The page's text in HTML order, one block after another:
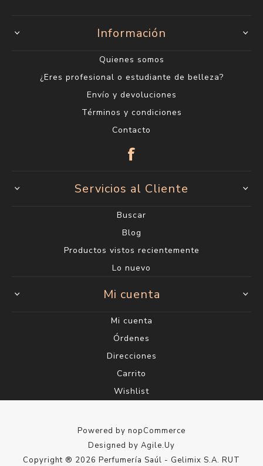
Información
Quienes somos
¿Eres profesional o estudiante de belleza?
Envío y devoluciones
Términos y condiciones
Contacto
Servicios al Cliente
Buscar
Blog
Productos vistos recientemente
Lo nuevo
Mi cuenta
Mi cuenta
Órdenes
Direcciones
Carrito
Wishlist
Powered by nopCommerce
Designed by Agile.Uy
Copyright ® 2026 Perfumería Saúl - Gelimix S.A. RUT